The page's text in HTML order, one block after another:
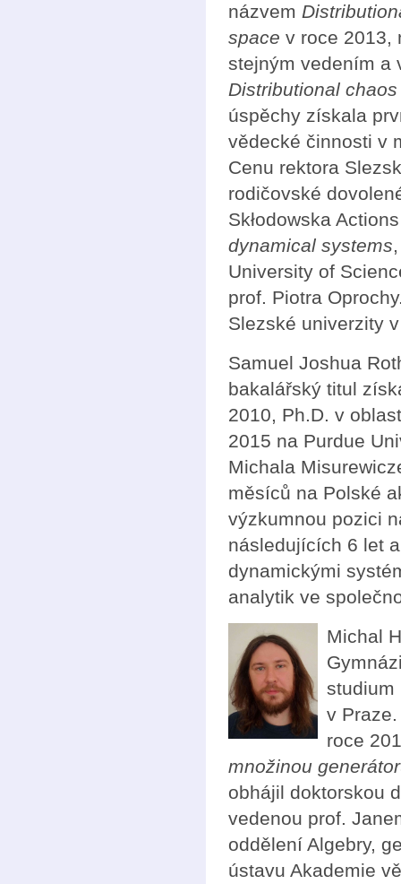
názvem
space v roce 2013,
stejným vedením a
Distributional
úspěchy získala
vědecké činnosti v
Cenu rektora
rodičovské
Skłodowska
dynamical systems
University of
prof. Piotra
Slezské univerzity
Samuel Joshua
bakalářský titul
2010, Ph.D. v
2015 na Purdue
Michala
měsíců na Polské
výzkumnou pozici
následujících 6 let
dynamickými
analytik ve
Michal
studium
v
roce
množinou
obhájil doktorskou
vedenou prof.
oddělení Algebry,
ústavu Akademie